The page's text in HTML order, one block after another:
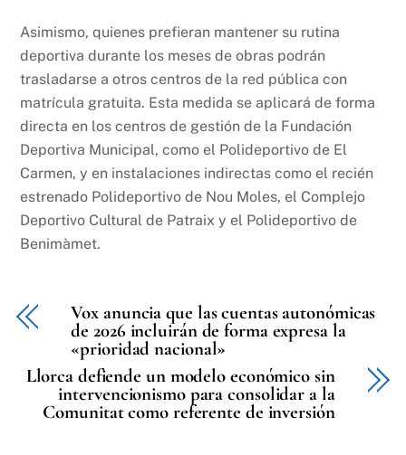
Asimismo, quienes prefieran mantener su rutina
deportiva durante los meses de obras podrán
trasladarse a otros centros de la red pública con
matrícula gratuita. Esta medida se aplicará de forma
directa en los centros de gestión de la Fundación
Deportiva Municipal, como el Polideportivo de El
Carmen, y en instalaciones indirectas como el recién
estrenado Polideportivo de Nou Moles, el Complejo
Deportivo Cultural de Patraix y el Polideportivo de
Benimàmet.
Vox anuncia que las cuentas autonómicas
de 2026 incluirán de forma expresa la
«prioridad nacional»
Llorca defiende un modelo económico sin
intervencionismo para consolidar a la
Comunitat como referente de inversión